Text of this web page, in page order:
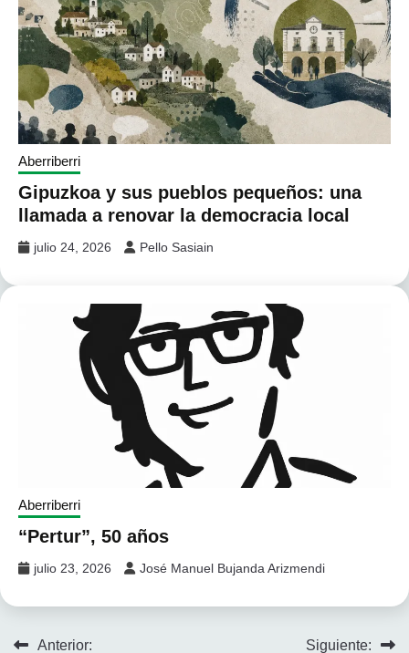
Aberriberri
Gipuzkoa y sus pueblos pequeños: una
llamada a renovar la democracia local
julio 24, 2026 Pello Sasiain
Aberriberri
“Pertur”, 50 años
julio 23, 2026 José Manuel Bujanda Arizmendi
Anterior:
Siguiente: